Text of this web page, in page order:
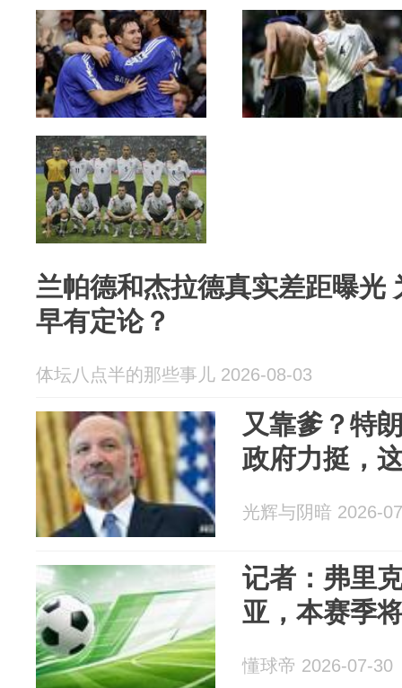
兰帕德和杰拉德真实差距曝光
早有定论？
体坛八点半的那些事儿 2026-08-03
又靠爹？特
政府力挺，
光辉与阴暗 2026-
记者：弗里
亚，本赛季
懂球帝 2026-07-30